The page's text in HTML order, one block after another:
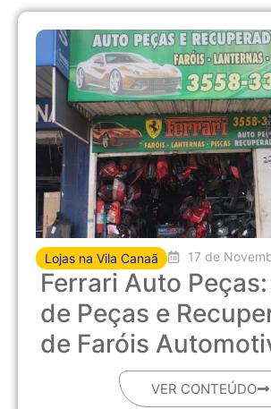
Lojas na Vila Canaã 17 de
Ferrari Auto
de Peças e
de Faróis
VER CONTEÚDO